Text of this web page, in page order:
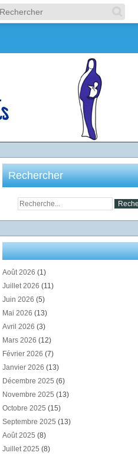
Rechercher
Août 2026 (1)
Juillet 2026 (11)
Juin 2026 (5)
Mai 2026 (13)
Avril 2026 (3)
Mars 2026 (12)
Février 2026 (7)
Janvier 2026 (13)
Décembre 2025 (6)
Novembre 2025 (13)
Octobre 2025 (15)
Septembre 2025 (13)
Août 2025 (8)
Juillet 2025 (8)